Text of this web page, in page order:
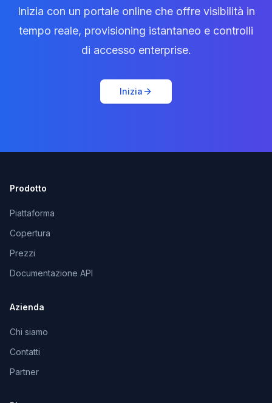
Inizia con un portale online che offre visibilità in
tempo reale, provisioning istantaneo e controlli
di accesso enterprise.
Inizia
Prodotto
Piattaforma
Copertura
Prezzi
Documentazione API
Azienda
Chi siamo
Contatti
Partner